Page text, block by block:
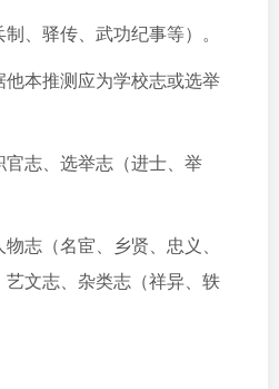
制、驿传、武功纪事等）。
他本推测应为学校志或选举
官志、选举志（进士、举
物志（名宦、乡贤、忠义、
文志、杂类志（祥异、轶